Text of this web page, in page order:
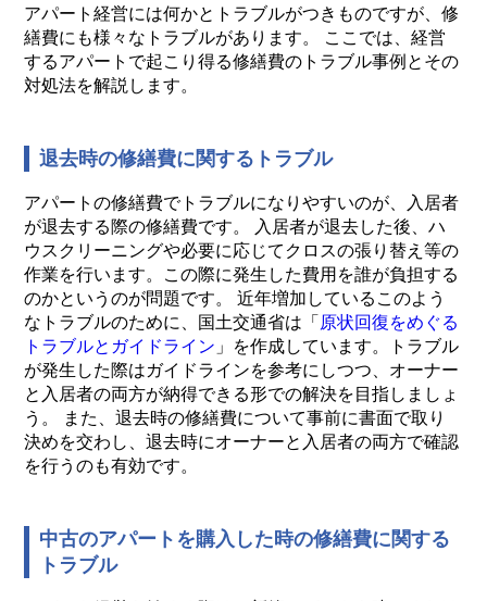
アパート経営には何かとトラブルがつきものですが、修
繕費にも様々なトラブルがあります。 ここでは、経営
するアパートで起こり得る修繕費のトラブル事例とその
対処法を解説します。
退去時の修繕費に関するトラブル
アパートの修繕費でトラブルになりやすいのが、入居者
が退去する際の修繕費です。 入居者が退去した後、ハ
ウスクリーニングや必要に応じてクロスの張り替え等の
作業を行います。この際に発生した費用を誰が負担する
のかというのが問題です。 近年増加しているこのよう
なトラブルのために、国土交通省は「 原状回復をめぐる
トラブルとガイドライン 」を作成しています。トラブル
が発生した際はガイドラインを参考にしつつ、オーナー
と入居者の両方が納得できる形での解決を目指しましょ
う。 また、退去時の修繕費について事前に書面で取り
決めを交わし、退去時にオーナーと入居者の両方で確認
を行うのも有効です。
中古のアパートを購入した時の修繕費に関する
トラブル